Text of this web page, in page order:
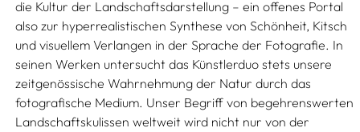
die Kultur der Landschaftsdarstellung – ein offenes Portal
also zur hyperrealistischen Synthese von Schönheit, Kitsch
und visuellem Verlangen in der Sprache der Fotografie. In
seinen Werken untersucht das Künstlerduo stets unsere
zeitgenössische Wahrnehmung der Natur durch das
fotografische Medium. Unser Begriff von begehrenswerten
Landschaftskulissen weltweit wird nicht nur von der